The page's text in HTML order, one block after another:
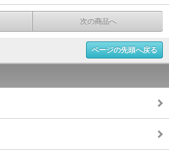
次の商品へ
ページの先頭へ戻る